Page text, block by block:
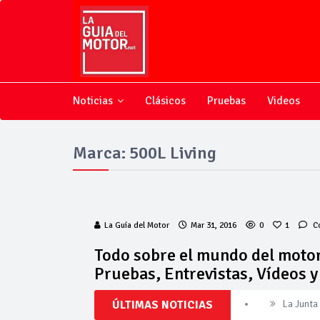
Noticias Clásicos Pruebas Videos
Marca: 500L Living
La Guía del Motor Mar 31, 2016 0 1
Todo sobre el mundo del
Pruebas, Entrevistas, Vídeos
ÚLTIMAS NOTICIAS Invercar